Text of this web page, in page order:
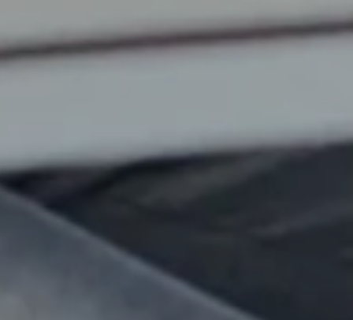
Sitemap
Datenschutzerklärung